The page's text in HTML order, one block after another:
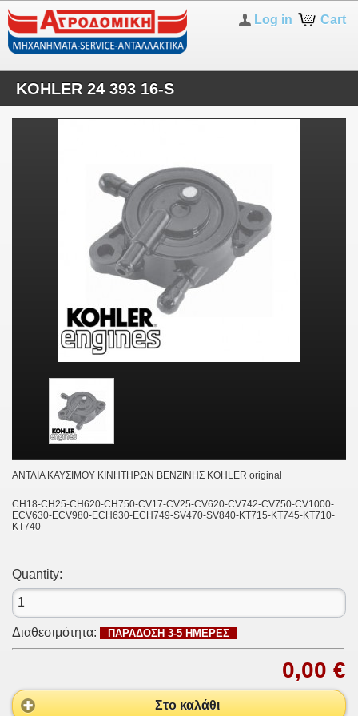
Cart
Log in
KOHLER 24 393 16-S
ΑΝΤΛΙΑ ΚΑΥΣΙΜΟΥ ΚΙΝΗΤΗΡΩΝ ΒΕΝΖΙΝΗΣ KOHLER original
CH18-CH25-CH620-CH750-CV17-CV25-CV620-CV742-CV750-CV1000-
ECV630-ECV980-ECH630-ECH749-SV470-SV840-KT715-KT745-KT710-
KT740
Quantity:
Διαθεσιμότητα: ΠΑΡΑΔΟΣΗ 3-5 ΗΜΕΡΕΣ
0,00 €
Στο καλάθι